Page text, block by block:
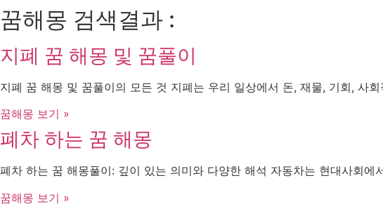
기
꿈해몽 검색결과 :
지폐 꿈 해몽 및 꿈풀이
지폐 꿈 해몽 및 꿈풀이의 모든 것 지폐는 우리 일상에서 돈, 재물, 기회, 사
꿈해몽 보기 »
폐차 하는 꿈 해몽
폐차 하는 꿈 해몽풀이: 깊이 있는 의미와 다양한 해석 자동차는 현대사회
꿈해몽 보기 »